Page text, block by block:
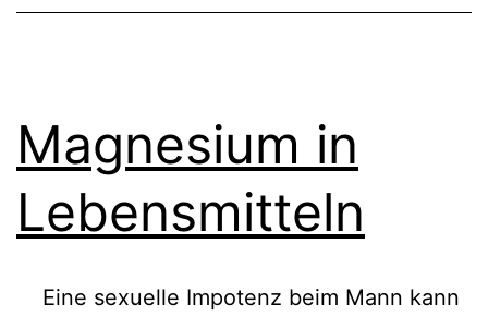
Magnesium in
Lebensmitteln
Eine sexuelle Impotenz beim Mann kann